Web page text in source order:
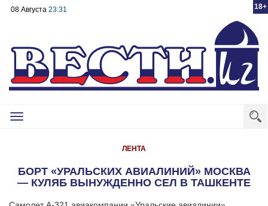
18+
08 Августа 23:31
Toggle
ЛЕНТА
БОРТ «УРАЛЬСКИХ АВИАЛИНИЙ» МОСКВА
— КУЛЯБ ВЫНУЖДЕННО СЕЛ В ТАШКЕНТЕ